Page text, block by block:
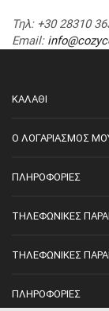
Τηλ: +30 28310
Email:
ΚΑΛΆΘΙ
O ΛΟΓΑΡΙΑΣΜΌΣ
ΠΛΗΡΟΦΟΡΊΕΣ
ΤΗΛΕΦΩΝΙΚΈΣ
ΤΗΛΕΦΩΝΙΚΈΣ
ΠΛΗΡΟΦΟΡΊΕΣ